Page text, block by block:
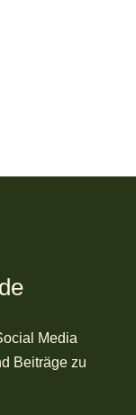
Media
Beiträge zu